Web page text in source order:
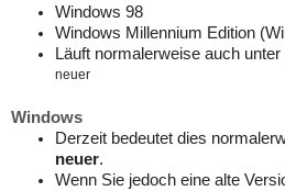
Windows 98
Windows Millennium Edition
Läuft normalerweise auch unter
neuer
Windows
Derzeit bedeutet dies
neuer.
Wenn Sie jedoch eine alte